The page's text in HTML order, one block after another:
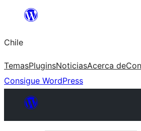
Saltar
contenido
Chile
TemasPluginsNoticiasAcerca de
Consigue WordPress